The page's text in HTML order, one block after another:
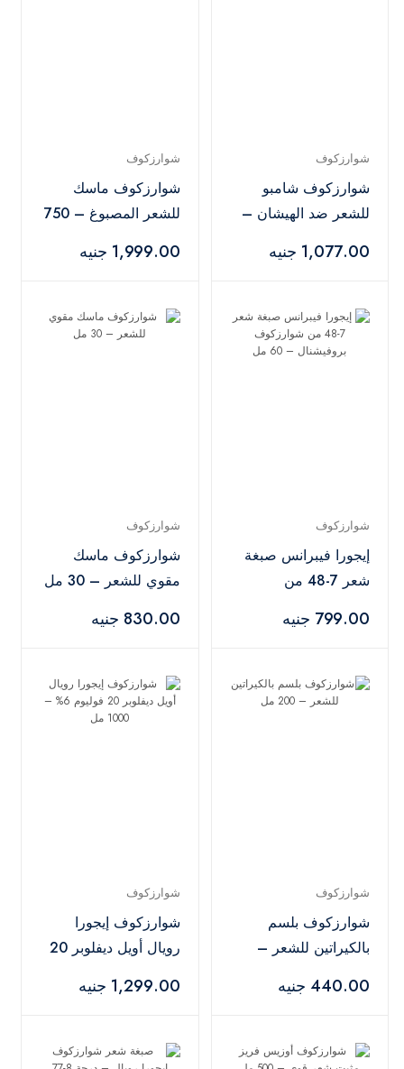
شوارزكوف
شوارزكوف شامبو
للشعر ضد الهيشان –
1,077.00 جنيه
شوارزكوف
شوارزكوف ماسك
للشعر المصبوغ – 750
1,999.00 جنيه
شوارزكوف
إيجورا فيبرانس صبغة
شعر 7-48 من
– 60 مل
799.00 جنيه
شوارزكوف
شوارزكوف ماسك
مقوي للشعر – 30 مل
830.00 جنيه
شوارزكوف
شوارزكوف بلسم
بالكيراتين للشعر –
440.00 جنيه
شوارزكوف
شوارزكوف إيجورا
رويال أويل ديفلوبر 20
مل
1,299.00 جنيه